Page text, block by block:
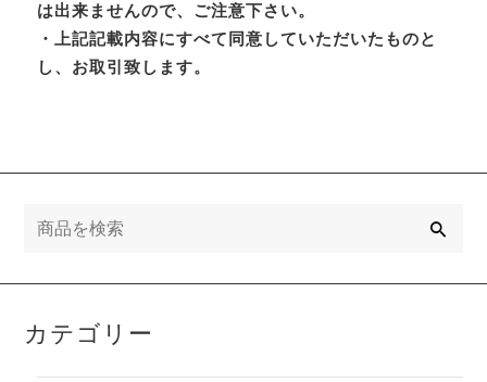
は出来ませんので、ご注意下さい。
・上記記載内容にすべて同意していただいたものと
し、お取引致します。
カテゴリー